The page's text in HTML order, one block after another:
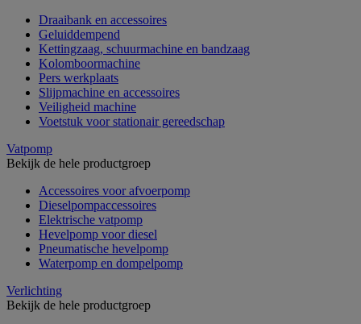
Draaibank en accessoires
Geluiddempend
Kettingzaag, schuurmachine en bandzaag
Kolomboormachine
Pers werkplaats
Slijpmachine en accessoires
Veiligheid machine
Voetstuk voor stationair gereedschap
Vatpomp
Bekijk de hele productgroep
Accessoires voor afvoerpomp
Dieselpompaccessoires
Elektrische vatpomp
Hevelpomp voor diesel
Pneumatische hevelpomp
Waterpomp en dompelpomp
Verlichting
Bekijk de hele productgroep